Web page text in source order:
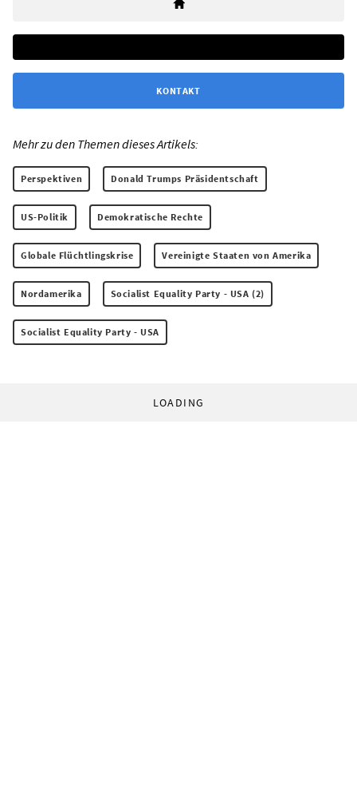
KONTAKT
Mehr zu den Themen dieses Artikels:
Perspektiven Donald Trumps Präsidentschaft
US-Politik Demokratische Rechte
Globale Flüchtlingskrise Vereinigte Staaten von Amerika
Nordamerika Socialist Equality Party - USA (2)
Socialist Equality Party - USA
LOADING